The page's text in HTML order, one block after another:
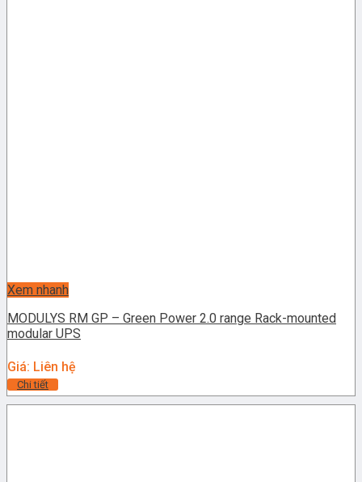
Xem nhanh
MODULYS RM GP – Green Power 2.0 range Rack-mounted
modular UPS
Giá: Liên hệ
Chi tiết